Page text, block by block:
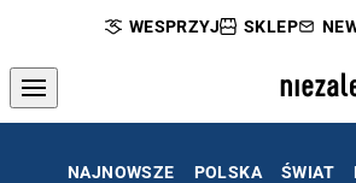
WESPRZYJ SKLEP
NAJNOWSZE POLSKA ŚWIAT